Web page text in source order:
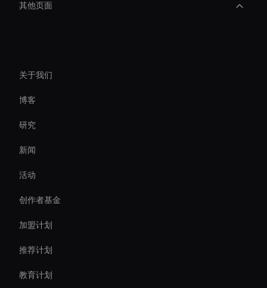
其他页面
Holographic Display Ai
AI 企业视频编辑器
Digital Twin For Meetings
Self-Learning Ai Avatar
Ai Avatar For Video Calls
Ai Avatar For Business
关于我们
博客
研究
新闻
活动
创作者基金
加盟计划
推荐计划
教育计划